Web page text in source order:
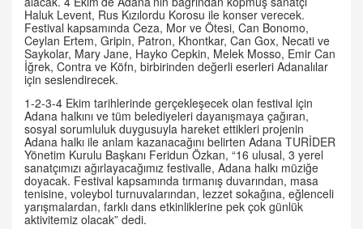
Haluk Levent, Rus Kızılordu Korosu ile konser verecek.
Festival kapsamında Ceza, Mor ve Ötesi, Can Bonomo,
Ceylan Ertem, Gripin, Patron, Khontkar, Can Gox, Necati ve
Saykolar, Mary Jane, Hayko Cepkin, Melek Mosso, Emir Can
İğrek, Contra ve Köfn, birbirinden değerli eserleri Adanalılar
için seslendirecek.
1-2-3-4 Ekim tarihlerinde gerçekleşecek olan festival için
Adana halkını ve tüm belediyeleri dayanışmaya çağıran,
sosyal sorumluluk duygusuyla hareket ettikleri projenin
Adana halkı ile anlam kazanacağını belirten Adana TURİDER
Yönetim Kurulu Başkanı Feridun Özkan, “16 ulusal, 3 yerel
sanatçımızı ağırlayacağımız festivalle, Adana halkı müziğe
doyacak. Festival kapsamında tırmanış duvarından, masa
tenisine, voleybol turnuvalarından, lezzet sokağına, eğlenceli
yarışmalardan, farklı dans etkinliklerine pek çok günlük
aktivitemiz olacak” dedi.